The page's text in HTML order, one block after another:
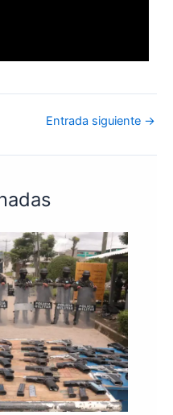
Entrada siguiente →